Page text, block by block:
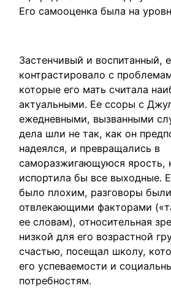
Его самооценка была на
Застенчивый и воспитанный,
контрастировало с
которые его мать считала
актуальными. Ее ссоры с
ежедневными, вызванными
дела шли не так, как он
надеялся, и превращались в
саморазжигающуюся ярость,
испортила бы все выходные.
было плохим, разговоры
отвлекающими факторами
ее словам), относительная
низкой для его возрастной
счастью, посещал школу,
его успеваемости и
потребностям.